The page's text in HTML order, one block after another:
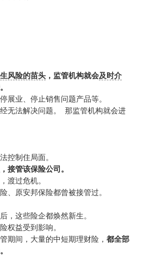
风险的苗头，监管机构就会及时介
展业、停止销售问题产品等。
无法解决问题。 那监管机构就会进
控制住局面。
接管该保险公司。
渡过危机。
、原安邦保险都曾被接管过。
，这些险企都焕然新生。
权益受到影响。
期间，大量的中短期理财险， 都全部